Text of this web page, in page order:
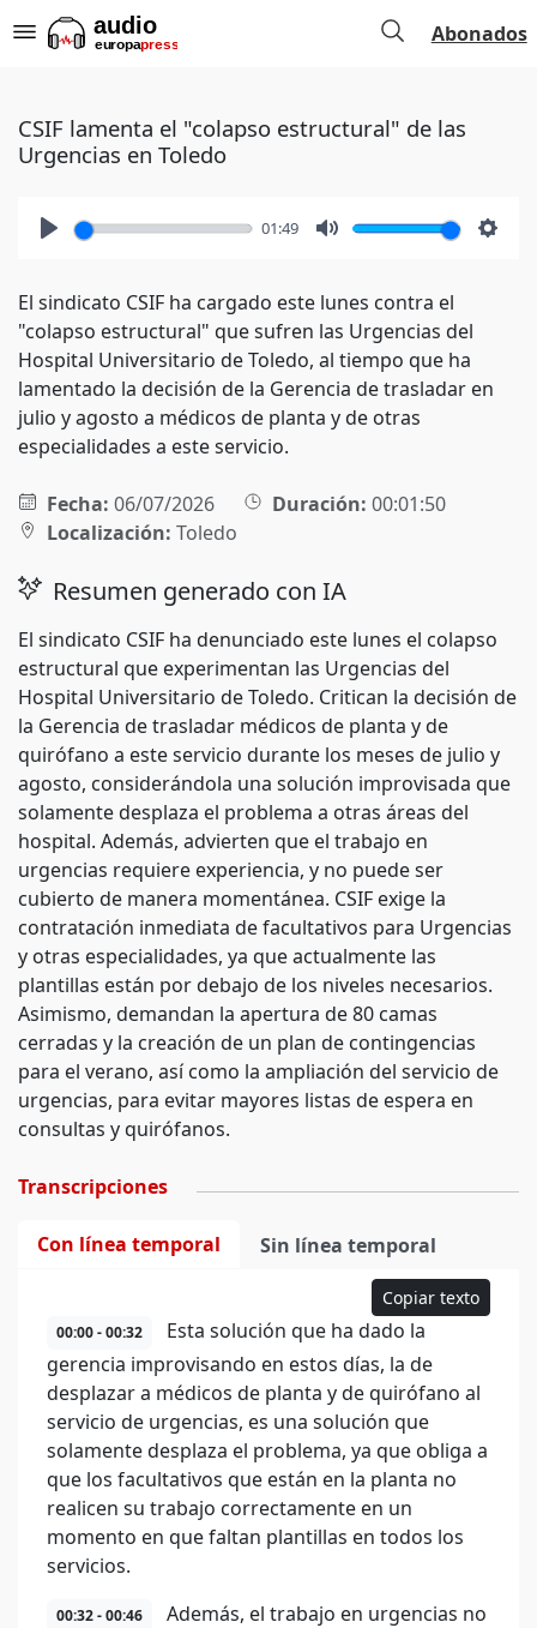
Abonados
CSIF lamenta el "colapso estructural" de las
Urgencias en Toledo
01:49
El sindicato CSIF ha cargado este lunes contra el
"colapso estructural" que sufren las Urgencias del
Hospital Universitario de Toledo, al tiempo que ha
lamentado la decisión de la Gerencia de trasladar en
julio y agosto a médicos de planta y de otras
especialidades a este servicio.
Fecha: 06/07/2026 Duración: 00:01:50
Localización: Toledo
Resumen generado con IA
El sindicato CSIF ha denunciado este lunes el colapso
estructural que experimentan las Urgencias del
Hospital Universitario de Toledo. Critican la decisión de
la Gerencia de trasladar médicos de planta y de
quirófano a este servicio durante los meses de julio y
agosto, considerándola una solución improvisada que
solamente desplaza el problema a otras áreas del
hospital. Además, advierten que el trabajo en
urgencias requiere experiencia, y no puede ser
cubierto de manera momentánea. CSIF exige la
contratación inmediata de facultativos para Urgencias
y otras especialidades, ya que actualmente las
plantillas están por debajo de los niveles necesarios.
Asimismo, demandan la apertura de 80 camas
cerradas y la creación de un plan de contingencias
para el verano, así como la ampliación del servicio de
urgencias, para evitar mayores listas de espera en
consultas y quirófanos.
Transcripciones
Con línea temporal Sin línea temporal
Copiar texto
00:00 - 00:32
Esta solución que ha dado la
gerencia improvisando en estos días, la de
desplazar a médicos de planta y de quirófano al
servicio de urgencias, es una solución que
solamente desplaza el problema, ya que obliga a
que los facultativos que están en la planta no
realicen su trabajo correctamente en un
momento en que faltan plantillas en todos los
servicios.
00:32 - 00:46
Además, el trabajo en urgencias no